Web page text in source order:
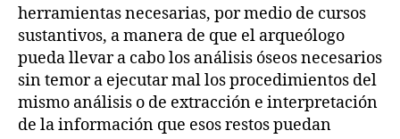
herramientas necesarias, por medio de cursos
sustantivos, a manera de que el arqueólogo
pueda llevar a cabo los análisis óseos necesarios
sin temor a ejecutar mal los procedimientos del
mismo análisis o de extracción e interpretación
de la información que esos restos puedan